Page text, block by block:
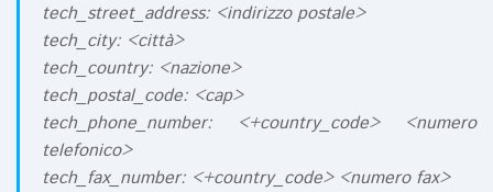
tech_street_address: <indirizzo postale>
tech_city: <città>
tech_country: <nazione>
tech_postal_code: <cap>
tech_phone_number: <+country_code> <numero
telefonico>
tech_fax_number: <+country_code> <numero fax>